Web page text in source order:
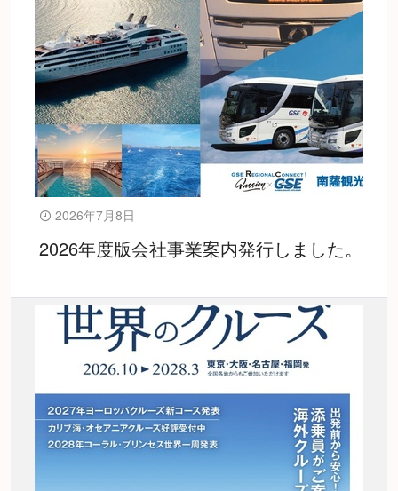
2026年7月8日
2026年度版会社事業案内発行しました。